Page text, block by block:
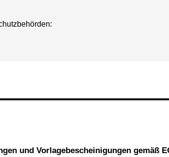
und Vorlagebescheinigungen gemäß